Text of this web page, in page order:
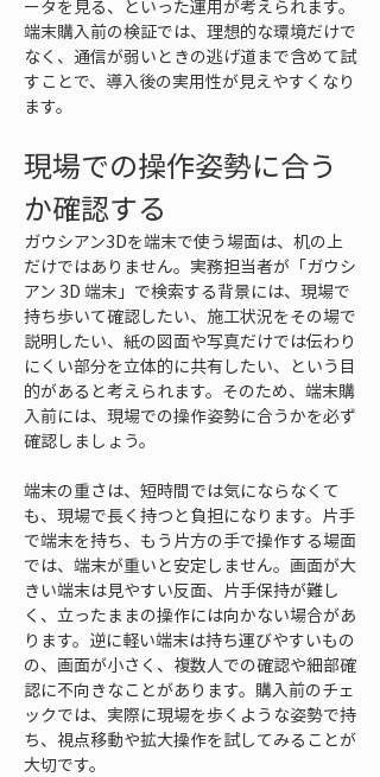
ータを見る、といった運用が考えられます。
端末購入前の検証では、理想的な環境だけで
なく、通信が弱いときの逃げ道まで含めて試
すことで、導入後の実用性が見えやすくなり
ます。
現場での操作姿勢に合う
か確認する
ガウシアン3Dを端末で使う場面は、机の上
だけではありません。実務担当者が「ガウシ
アン 3D 端末」で検索する背景には、現場で
持ち歩いて確認したい、施工状況をその場で
説明したい、紙の図面や写真だけでは伝わり
にくい部分を立体的に共有したい、という目
的があると考えられます。そのため、端末購
入前には、現場での操作姿勢に合うかを必ず
確認しましょう。
端末の重さは、短時間では気にならなくて
も、現場で長く持つと負担になります。片手
で端末を持ち、もう片方の手で操作する場面
では、端末が重いと安定しません。画面が大
きい端末は見やすい反面、片手保持が難し
く、立ったままの操作には向かない場合があ
ります。逆に軽い端末は持ち運びやすいもの
の、画面が小さく、複数人での確認や細部確
認に不向きなことがあります。購入前のチェ
ックでは、実際に現場を歩くような姿勢で持
ち、視点移動や拡大操作を試してみることが
大切です。